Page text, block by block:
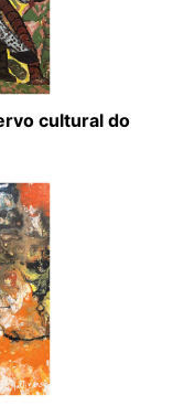
cultural do